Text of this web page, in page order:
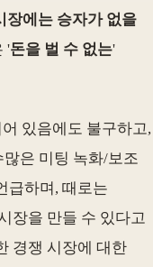
장에는 승자가 없을
'돈을 벌 수 없는'
있음에도 불구하고,
많은 미팅 녹화/보조
급하며, 때로는
장을 만들 수 있다고
경쟁 시장에 대한